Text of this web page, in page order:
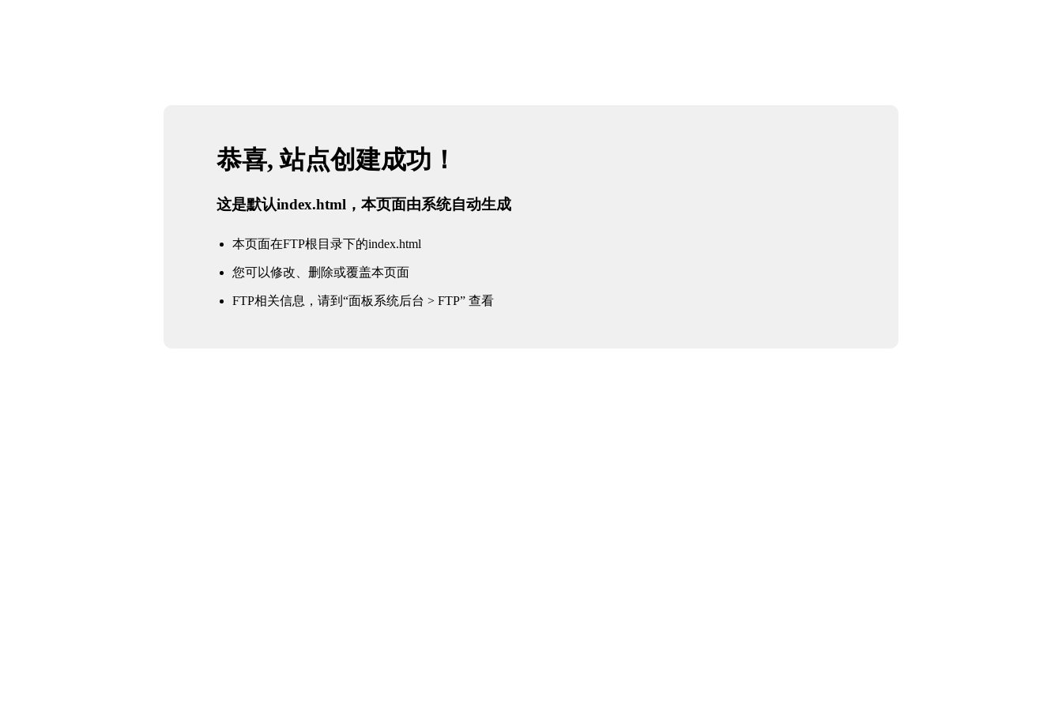
恭喜, 站点创建成功！
这是默认index.html，本页面由系统自动生成
本页面在FTP根目录下的index.html
您可以修改、删除或覆盖本页面
FTP相关信息，请到“面板系统后台 > FTP” 查看